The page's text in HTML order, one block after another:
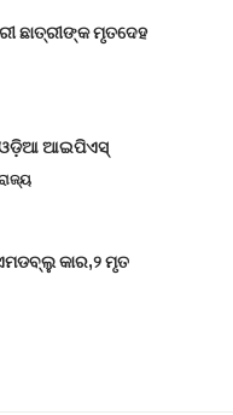
ଛାତ୍ରୀଙ୍କ ମୃତଦେହ
ଓଡ଼ିଆ ଆଇପିଏସ୍
କାର,୨ ମୃତ